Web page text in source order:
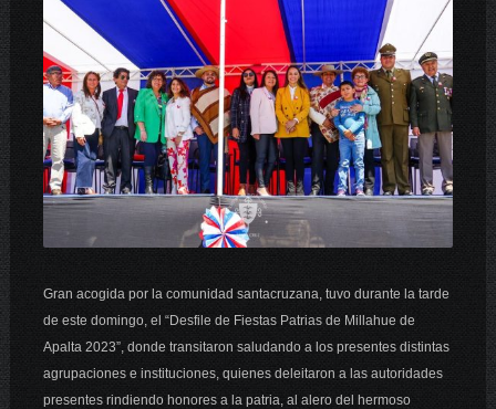
Gran acogida por la comunidad santacruzana, tuvo durante la tarde
de este domingo, el “Desfile de Fiestas Patrias de Millahue de
Apalta 2023”, donde transitaron saludando a los presentes distintas
agrupaciones e instituciones, quienes deleitaron a las autoridades
presentes rindiendo honores a la patria, al alero del hermoso